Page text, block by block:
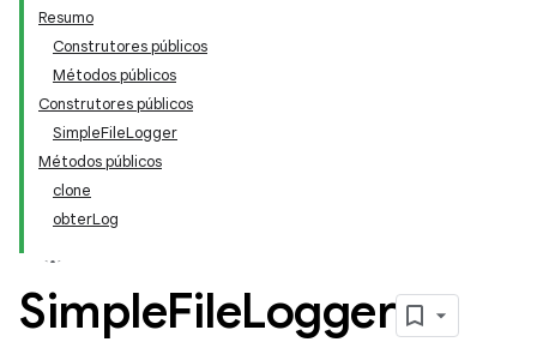
Resumo
Construtores públicos
Métodos públicos
Construtores públicos
SimpleFileLogger
Métodos públicos
clone
obterLog
SimpleFileLogger